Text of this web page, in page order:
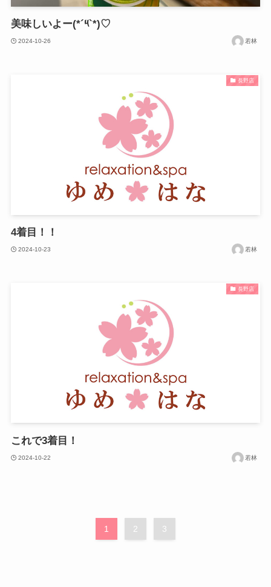
美味しいよー(*´༥`*)♡
2024-10-26 若林
長野店
4着目！！
2024-10-23 若林
長野店
これで3着目！
2024-10-22 若林
1 2 3